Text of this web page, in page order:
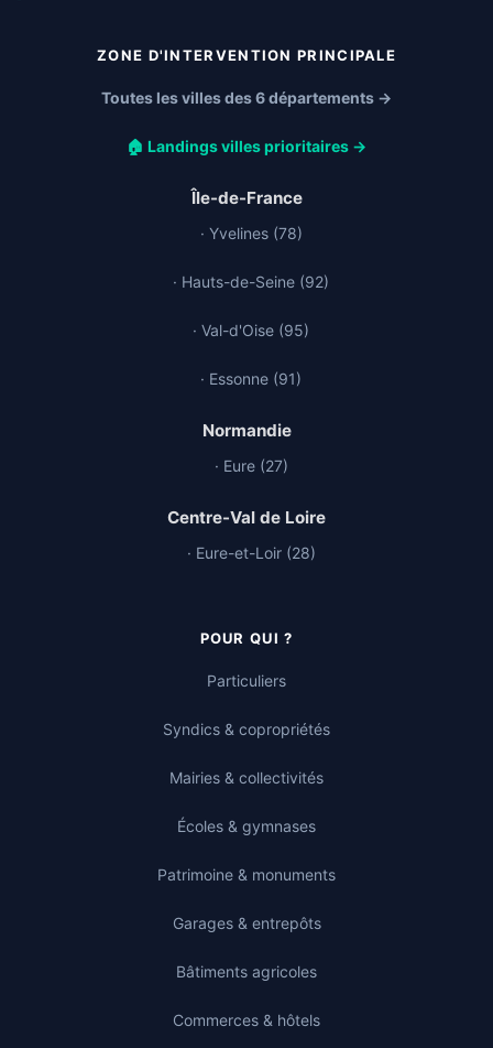
ZONE D'INTERVENTION PRINCIPALE
Toutes les villes des 6 départements →
🏠 Landings villes prioritaires →
Île-de-France
· Yvelines (78)
· Hauts-de-Seine (92)
· Val-d'Oise (95)
· Essonne (91)
Normandie
· Eure (27)
Centre-Val de Loire
· Eure-et-Loir (28)
POUR QUI ?
Particuliers
Syndics & copropriétés
Mairies & collectivités
Écoles & gymnases
Patrimoine & monuments
Garages & entrepôts
Bâtiments agricoles
Commerces & hôtels